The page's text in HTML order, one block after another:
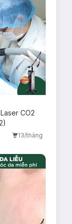
CO2
13/tháng